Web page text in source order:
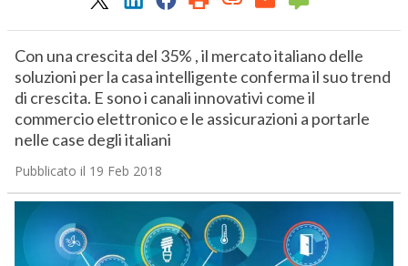
Con una crescita del 35% , il mercato italiano delle
soluzioni per la casa intelligente conferma il suo trend
di crescita. E sono i canali innovativi come il
commercio elettronico e le assicurazioni a portarle
nelle case degli italiani
Pubblicato il 19 Feb 2018